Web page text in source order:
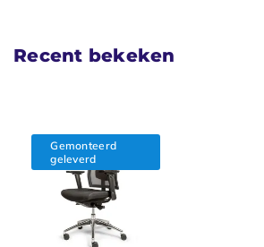
Recent bekeken
Gemonteerd
geleverd